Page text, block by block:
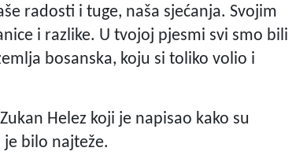
radosti i tuge, naša sjećanja. Svojim
i razlike. U tvojoj pjesmi svi smo bili
bosanska, koju si toliko volio i
Helez koji je napisao kako su
je bilo najteže.